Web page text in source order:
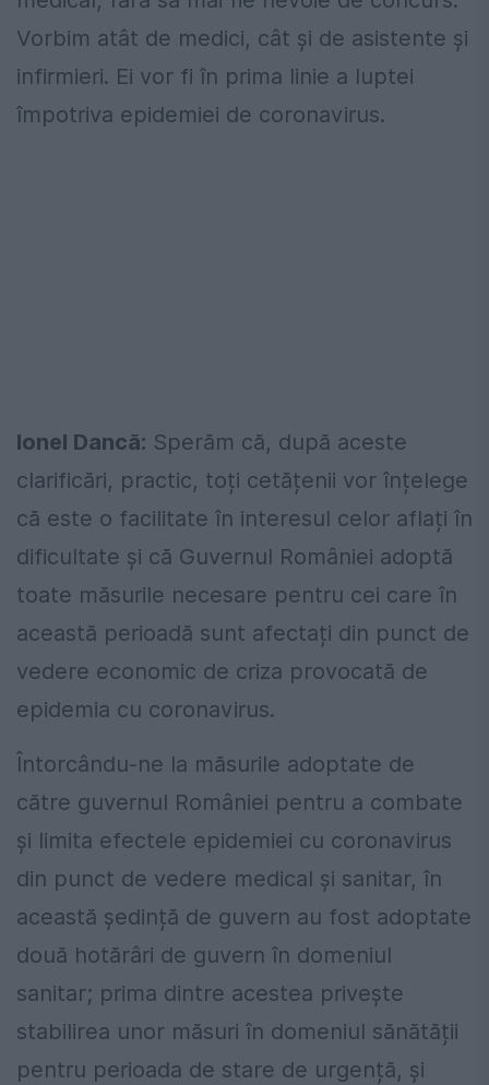
Vorbim atât de medici, cât şi de asistente şi
infirmieri. Ei vor fi în prima linie a luptei
împotriva epidemiei de coronavirus.
Ionel Dancă: Sperăm că, după aceste
clarificări, practic, toți cetățenii vor înțelege
că este o facilitate în interesul celor aflați în
dificultate și că Guvernul României adoptă
toate măsurile necesare pentru cei care în
această perioadă sunt afectați din punct de
vedere economic de criza provocată de
epidemia cu coronavirus.
Întorcându-ne la măsurile adoptate de
către guvernul României pentru a combate
și limita efectele epidemiei cu coronavirus
din punct de vedere medical și sanitar, în
această ședință de guvern au fost adoptate
două hotărâri de guvern în domeniul
sanitar; prima dintre acestea privește
stabilirea unor măsuri în domeniul sănătății
pentru perioada de stare de urgență, și